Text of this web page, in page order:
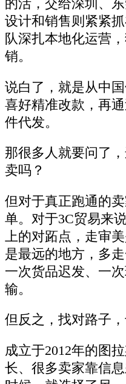
的活，交给深圳、
设计和销售则紧紧
队深扎本地化运营
销。
说白了，就是从中
喜好精准改款，再
件代发。
那很多人就要问了
卖吗？
但对于真正跑通的
单。对于3C贸易来
上的对跖点，走审
是最远的地方，多
一次货品迟发、一
输。
但反之，找对路子
成立于2012年的图
长、很多卖家靠信